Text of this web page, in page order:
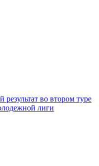
результат во втором туре
лиги